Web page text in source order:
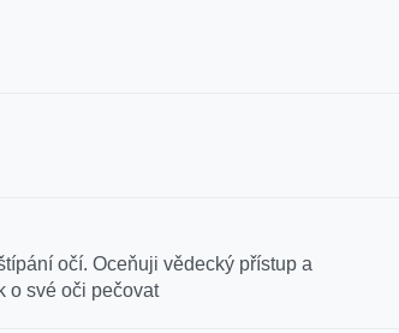
očí. Oceňuji vědecký přístup a
o své oči pečovat